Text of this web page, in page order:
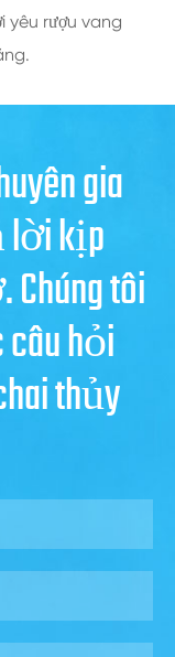
yêu rượu vang
gia
lời kịp
tôi
hỏi
thủy